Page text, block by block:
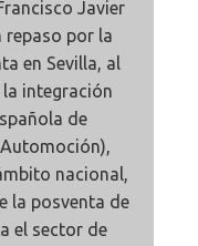
Javier
repaso por la
en Sevilla, al
integración
de
nacional,
la posventa de
el sector de